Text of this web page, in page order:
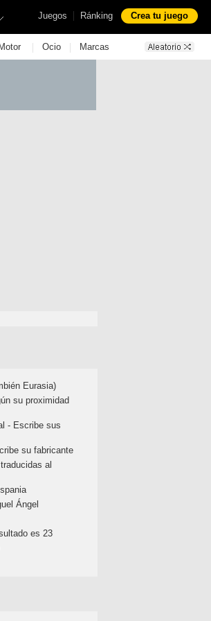
Juegos | Ránking Crea tu juego
Motor | Ocio | Marcas
Eurasia)
su proximidad
- Escribe sus
su fabricante
al
Ángel
es 23